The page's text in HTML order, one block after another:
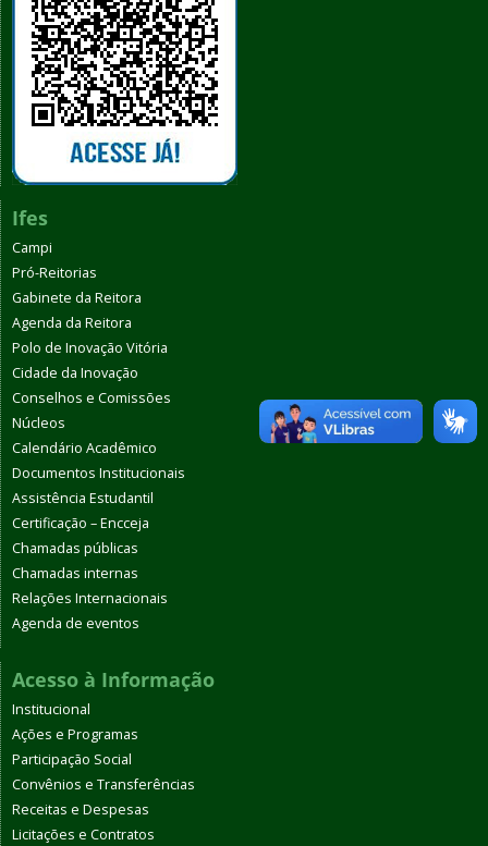
Ifes
Campi
Pró-Reitorias
Gabinete da Reitora
Agenda da Reitora
Polo de Inovação Vitória
Cidade da Inovação
Conselhos e Comissões
Núcleos
Calendário Acadêmico
Documentos Institucionais
Assistência Estudantil
Certificação – Encceja
Chamadas públicas
Chamadas internas
Relações Internacionais
Agenda de eventos
Acesso à Informação
Institucional
Ações e Programas
Participação Social
Convênios e Transferências
Receitas e Despesas
Licitações e Contratos